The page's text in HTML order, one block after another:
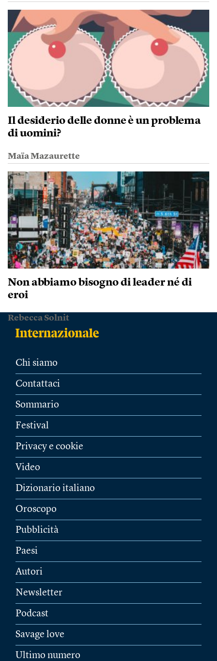
Il desiderio delle donne è un problema
di uomini?
Maïa Mazaurette
Non abbiamo bisogno di leader né di
eroi
Rebecca Solnit
Chi siamo
Contattaci
Sommario
Festival
Privacy e cookie
Video
Dizionario italiano
Oroscopo
Pubblicità
Paesi
Autori
Newsletter
Podcast
Savage love
Ultimo numero